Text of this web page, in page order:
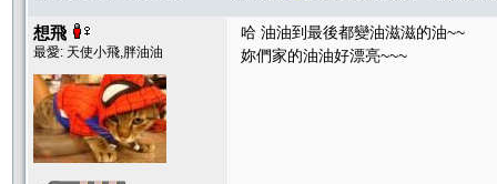
想飛
最愛: 天使小飛,胖油油
哈 油油到最後都變油滋滋的油~~
妳們家的油油好漂亮~~~